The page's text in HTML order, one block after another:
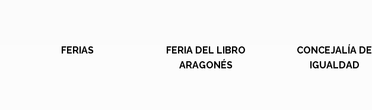
FERIAS
FERIA DEL LIBRO
ARAGONÉS
CONCEJALÍA DE
IGUALDAD